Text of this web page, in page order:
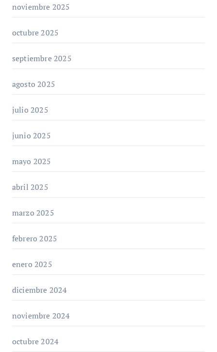
noviembre 2025
octubre 2025
septiembre 2025
agosto 2025
julio 2025
junio 2025
mayo 2025
abril 2025
marzo 2025
febrero 2025
enero 2025
diciembre 2024
noviembre 2024
octubre 2024